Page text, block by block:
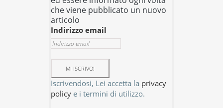
che viene pubblicato un nuovo
articolo
Indirizzo email
Iscrivendosi, Lei accetta la privacy
policye i termini di utilizzo.